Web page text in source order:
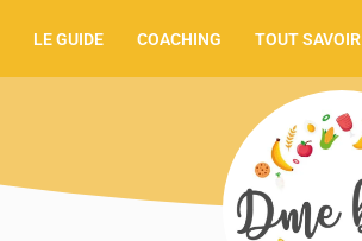
LE GUIDE COACHING TOUT SAVOIR